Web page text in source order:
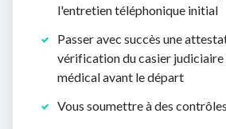
l'entretien téléphonique initial
Passer avec succès une
vérification du casier judiciaire
médical avant le départ
Vous soumettre à des